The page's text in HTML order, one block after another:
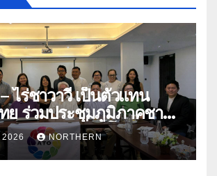
ไร่ชาวาวี เป็นตัวแทน
ย ร่วมประชุมภูมิภาคชา
2026 ที่อินโดนีเซีย
คตอุตสาหกรรมชา
วามท้าทายโลก
NORTHERN